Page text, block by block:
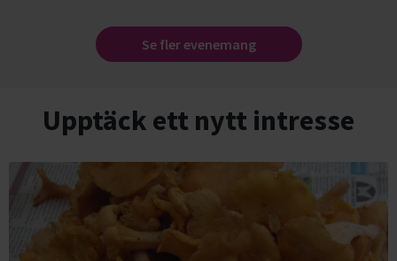
Se fler evenemang
Upptäck ett nytt intresse